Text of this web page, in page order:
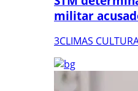
militar
3CLIMAS